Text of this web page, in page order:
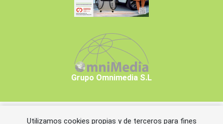
Utilizamos cookies propias y de terceros para fines
Grupo Omnimedia S.L